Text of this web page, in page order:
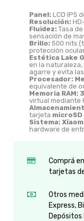
Panel: LCD IPS
Resolución:
Fluidez: Tasa
sensación de
Brillo: 500 nits
protección
Estética Lake
en la
agarre y evita
Procesador:
equivalente de
Memoria RAM:
virtual mediante
tarjeta microSD
Sistema:
hardware de
Comprá
tarjetas
Otros
Express,
Depósitos